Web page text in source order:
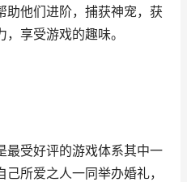
助他们进阶，捕获神宠，获
享受游戏的趣味。
最受好评的游戏体系其中一
所爱之人一同举办婚礼，